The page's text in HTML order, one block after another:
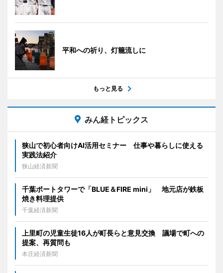
平和への祈り、灯籠流しに
もっと見る
みん経トピックス
狭山で初心者向けAI活用セミナー 仕事や暮らしに使える
実践法紹介
狭山経済新聞
千葉ポートタワーで「BLUE＆FIRE mini」 地元店が鉄板
焼き料理提供
千葉経済新聞
上里町の児童生徒16人が町長らと意見交換 議場で町への
提案、再質問も
本庄経済新聞